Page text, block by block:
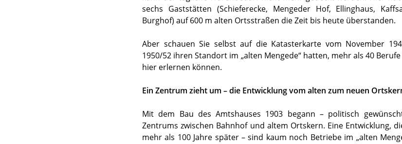
sechs Gaststätten (Schieferecke, Mengeder Hof, Ellinghaus,
Burghof) auf 600 m alten Ortsstraßen die Zeit bis heute überstanden.
Aber schauen Sie selbst auf die Katasterkarte vom November
1950/52 ihren Standort im „alten Mengede“ hatten, mehr als 40
hier erlernen können.
Ein Zentrum zieht um – die Entwicklung vom alten zum neuen
Mit dem Bau des Amtshauses 1903 begann – politisch
Zentrums zwischen Bahnhof und altem Ortskern. Eine Entwicklung,
mehr als 100 Jahre später – sind kaum noch Betriebe im „alten